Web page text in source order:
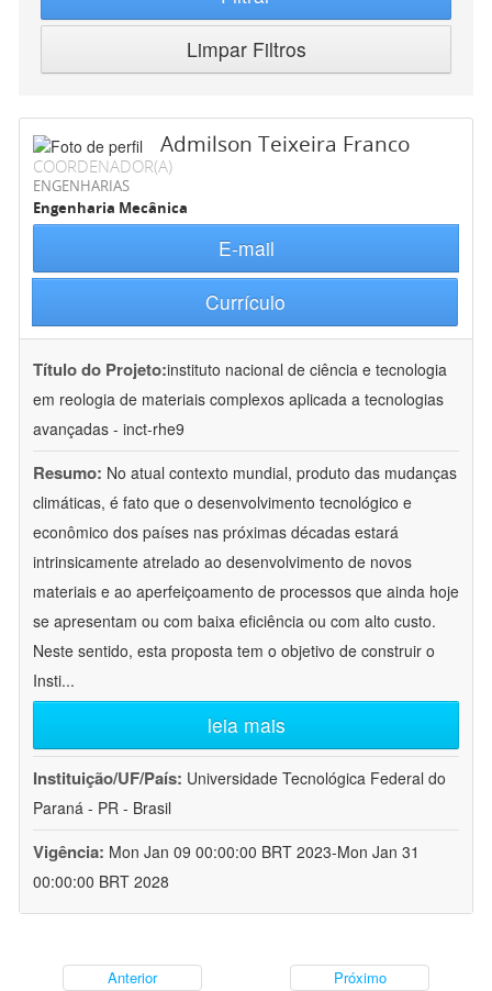
Limpar Filtros
Admilson Teixeira Franco
COORDENADOR(A)
ENGENHARIAS
Engenharia Mecânica
E-mail
Currículo
Título do Projeto:instituto nacional de ciência e tecnologia
em reologia de materiais complexos aplicada a tecnologias
avançadas - inct-rhe9
Resumo: No atual contexto mundial, produto das mudanças
climáticas, é fato que o desenvolvimento tecnológico e
econômico dos países nas próximas décadas estará
intrinsicamente atrelado ao desenvolvimento de novos
materiais e ao aperfeiçoamento de processos que ainda hoje
se apresentam ou com baixa eficiência ou com alto custo.
Neste sentido, esta proposta tem o objetivo de construir o
Insti...
leia mais
Instituição/UF/País: Universidade Tecnológica Federal do
Paraná - PR - Brasil
Vigência: Mon Jan 09 00:00:00 BRT 2023-Mon Jan 31
00:00:00 BRT 2028
Anterior Próximo